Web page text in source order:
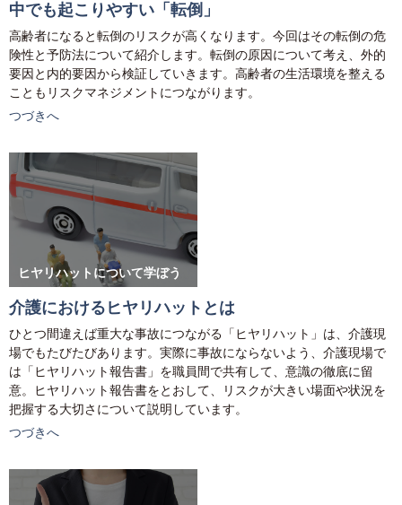
中でも起こりやすい「転倒」
高齢者になると転倒のリスクが高くなります。今回はその転倒の危
険性と予防法について紹介します。転倒の原因について考え、外的
要因と内的要因から検証していきます。高齢者の生活環境を整える
こともリスクマネジメントにつながります。
つづきへ
ヒヤリハットについて学ぼう
介護におけるヒヤリハットとは
ひとつ間違えば重大な事故につながる「ヒヤリハット」は、介護現
場でもたびたびあります。実際に事故にならないよう、介護現場で
は「ヒヤリハット報告書」を職員間で共有して、意識の徹底に留
意。ヒヤリハット報告書をとおして、リスクが大きい場面や状況を
把握する大切さについて説明しています。
つづきへ